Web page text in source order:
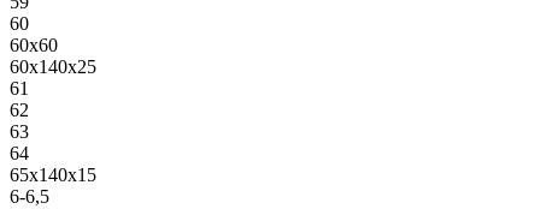
60
60х60
60х140х25
61
62
63
64
65х140х15
6-6,5